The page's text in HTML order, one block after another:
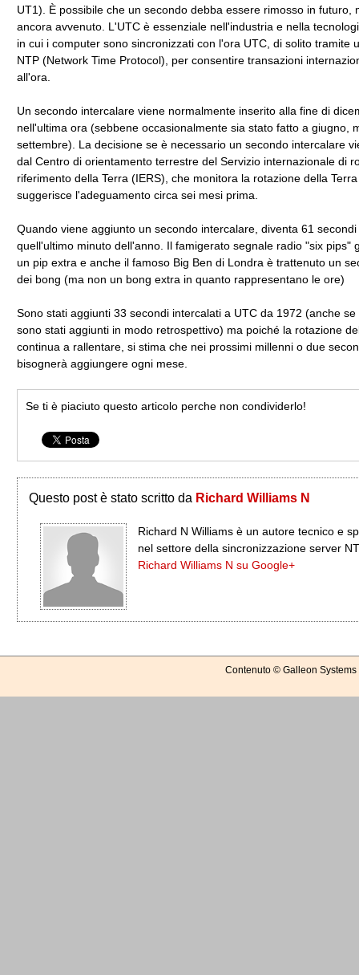
UT1). È possibile che un secondo debba essere rimosso in futuro,
ancora avvenuto. L'UTC è essenziale nell'industria e nella
in cui i computer sono sincronizzati con l'ora UTC, di solito tramite
NTP (Network Time Protocol), per consentire transazioni
all'ora.
Un secondo intercalare viene normalmente inserito alla fine di
nell'ultima ora (sebbene occasionalmente sia stato fatto a giugno,
settembre). La decisione se è necessario un secondo intercalare
dal Centro di orientamento terrestre del Servizio internazionale di
riferimento della Terra (IERS), che monitora la rotazione della
suggerisce l'adeguamento circa sei mesi prima.
Quando viene aggiunto un secondo intercalare, diventa 61 secondi
quell'ultimo minuto dell'anno. Il famigerato segnale radio "six pips"
un pip extra e anche il famoso Big Ben di Londra è trattenuto un
dei bong (ma non un bong extra in quanto rappresentano le ore)
Sono stati aggiunti 33 secondi intercalati a UTC da 1972 (anche se
sono stati aggiunti in modo retrospettivo) ma poiché la rotazione
continua a rallentare, si stima che nei prossimi millenni o due
bisognerà aggiungere ogni mese.
Se ti è piaciuto questo articolo perche non condividerlo!
Questo post è stato scritto da Richard Williams N
Richard N Williams è un autore tecnico e
nel settore della sincronizzazione server
Richard Williams N su Google+
Contenuto © Galleon Systems